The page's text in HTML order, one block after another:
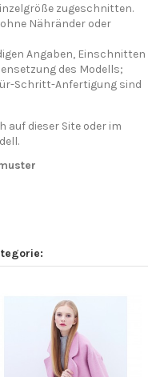
zugeschnitten.
Nähränder oder
Angaben, Einschnitten
des Modells;
Schritt-Anfertigung sind
auf dieser Site oder im